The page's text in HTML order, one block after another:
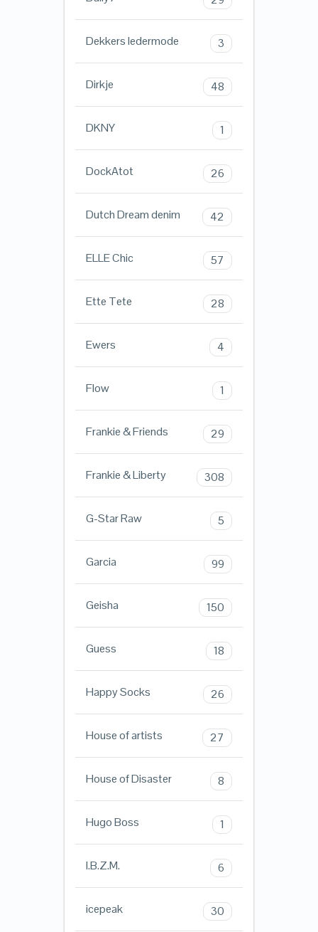
Dekkers ledermode 3
Dirkje 48
DKNY 1
DockAtot 26
Dutch Dream denim 42
ELLE Chic 57
Ette Tete 28
Ewers 4
Flow 1
Frankie & Friends 29
Frankie & Liberty 308
G-Star Raw 5
Garcia 99
Geisha 150
Guess 18
Happy Socks 26
House of artists 27
House of Disaster 8
Hugo Boss 1
I.B.Z.M. 6
icepeak 30